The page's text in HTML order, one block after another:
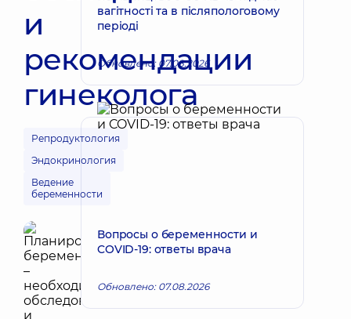
и
рекомендации
гинеколога
Репродуктология
Эндокринология
Ведение
беременности
вагітності та в післяпологовому
періоді
Обновлено: 07.08.2026
Вопросы о беременности и
COVID-19: ответы врача
Обновлено: 07.08.2026